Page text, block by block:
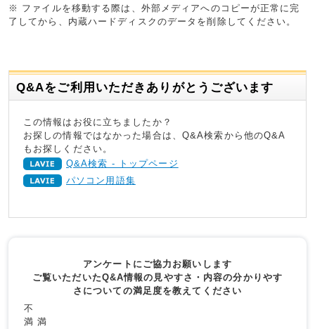
※ ファイルを移動する際は、外部メディアへのコピーが正常に完
了してから、内蔵ハードディスクのデータを削除してください。
Q&Aをご利用いただきありがとうございます
この情報はお役に立ちましたか？
お探しの情報ではなかった場合は、Q&A検索から他のQ&A
もお探しください。
Q&A検索 - トップページ
パソコン用語集
アンケートにご協力お願いします
ご覧いただいたQ&A情報の見やすさ・内容の分かりやす
さについての満足度を教えてください
不
満 満